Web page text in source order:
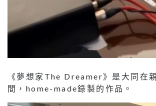
《夢想家The Dreamer》是大同在
間，home-made錄製的作品。